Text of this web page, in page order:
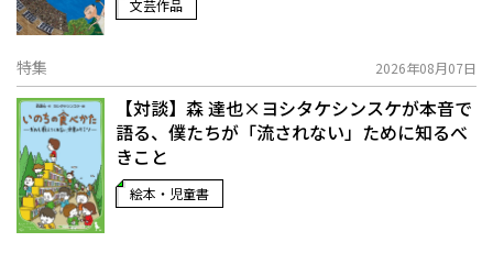
文芸作品
特集 2026年08月07日
【対談】森 達也×ヨシタケシンスケが本音で
語る、僕たちが「流されない」ために知るべ
きこと
絵本・児童書